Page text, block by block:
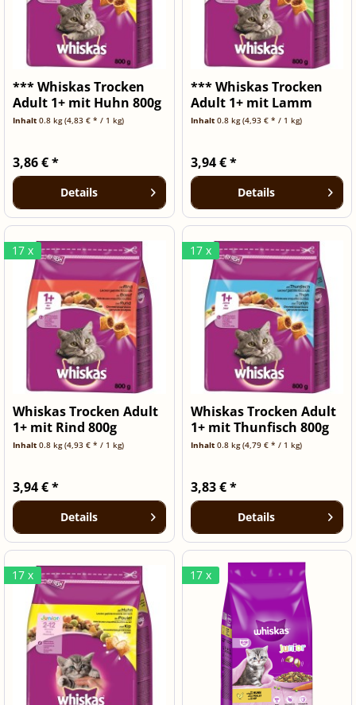
*** Whiskas Trocken
Adult 1+ mit Huhn 800g
[***...
Inhalt0.8 kg(4,83 € * / 1 kg)
3,86 € *
Details
*** Whiskas Trocken
Adult 1+ mit Lamm
800g [***...
Inhalt 0.8 kg(4,93 € * / 1 kg)
3,94 € *
Details
17 x
Whiskas Trocken Adult
1+ mit Rind 800g
Inhalt0.8 kg(4,93 € * / 1 kg)
3,94 € *
Details
17 x
Whiskas Trocken Adult
1+ mit Thunfisch 800g
Inhalt 0.8 kg(4,79 € * / 1 kg)
3,83 € *
Details
17 x 17 x